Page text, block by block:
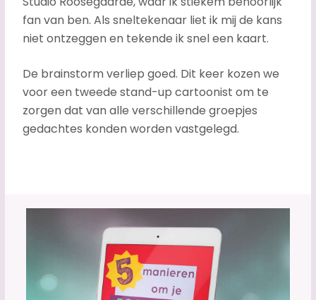
fan van ben. Als sneltekenaar liet ik mij de kans
niet ontzeggen en tekende ik snel een kaart.
De brainstorm verliep goed. Dit keer kozen we
voor een tweede stand-up cartoonist om te
zorgen dat van alle verschillende groepjes
gedachtes konden worden vastgelegd.